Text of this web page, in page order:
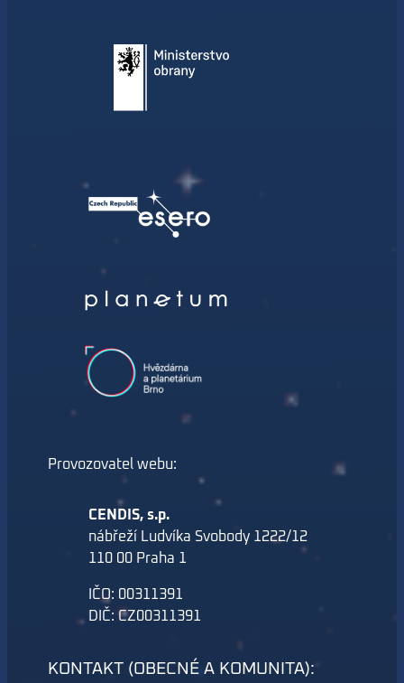
Provozovatel webu:
CENDIS, s.p.
nábřeží Ludvíka Svobody 1222/12
110 00 Praha 1
IČO: 00311391
DIČ: CZ00311391
KONTAKT (OBECNÉ A KOMUNITA):